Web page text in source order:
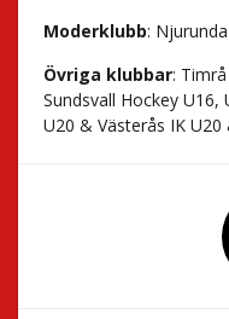
Moderklubb: Njurunda
Övriga klubbar:
Sundsvall Hockey
U20 & Västerås IK U20